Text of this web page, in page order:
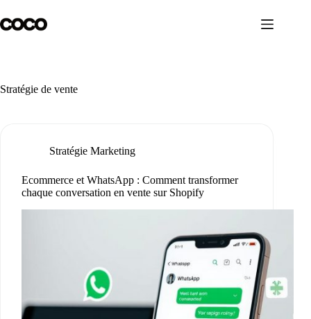
au
contenu
Stratégie de vente
Stratégie Marketing
Ecommerce et WhatsApp : Comment transformer
chaque conversation en vente sur Shopify